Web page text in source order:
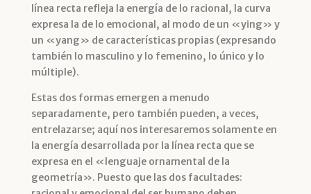
línea recta refleja la energía de lo racional, la curva
expresa la de lo emocional, al modo de un «ying» y
un «yang» de características propias (expresando
también lo masculino y lo femenino, lo único y lo
múltiple).
Estas dos formas emergen a menudo
separadamente, pero también pueden, a veces,
entrelazarse; aquí nos interesaremos solamente en
la energía desarrollada por la línea recta que se
expresa en el «lenguaje ornamental de la
geometría». Puesto que las dos facultades: